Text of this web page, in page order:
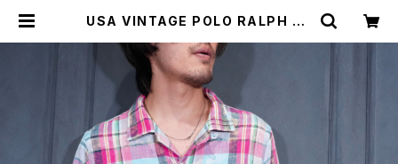
USA VINTAGE POLO RALPH LA
ED OPEN COLLAR SHIRT/アメリ
カ古着ポロバイラルフローレンフフェ
ードチェック柄オープンカラーシャツ
| Titti Vintage